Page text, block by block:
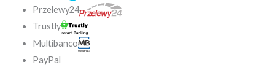
Przelewy24
Trustly
Multibanco
PayPal